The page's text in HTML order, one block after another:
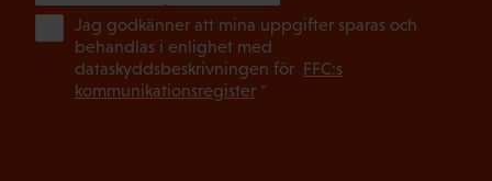
Jag godkänner att mina uppgifter sparas och
behandlas i enlighet med
dataskyddsbeskrivningen för FFC:s
kommunikationsregister*